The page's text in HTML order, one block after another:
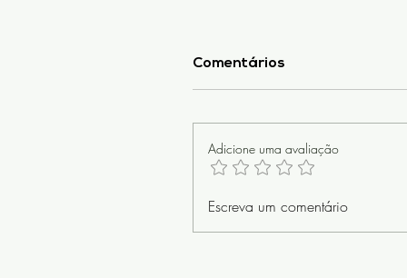
Comentários
Adicione uma avaliação
Escreva um comentário